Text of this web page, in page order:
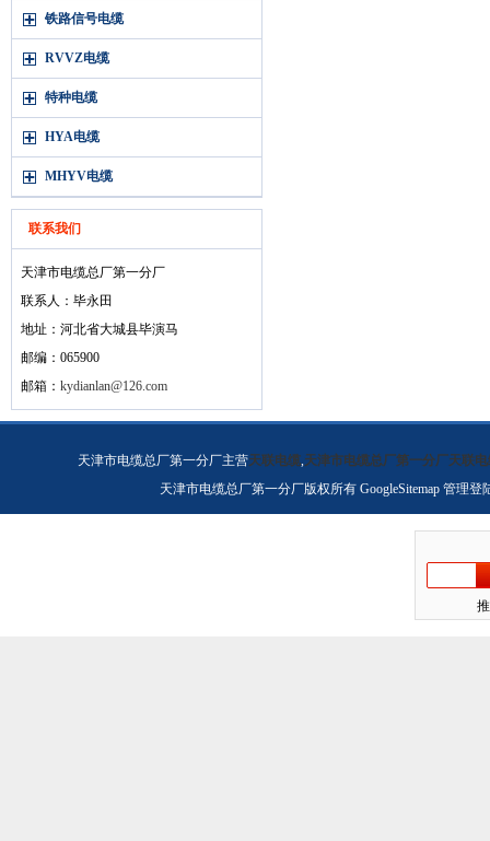
铁路信号电缆
RVVZ电缆
特种电缆
HYA电缆
MHYV电缆
联系我们
天津市电缆总厂第一分厂
联系人：毕永田
地址：河北省大城县毕演马
邮编：065900
邮箱： kydianlan@126.com
天津市电缆总厂第一分厂主营天联电缆,天津市电缆总厂第一分厂天联电
天津市电缆总厂第一分厂版权所有 GoogleSitemap 管理登